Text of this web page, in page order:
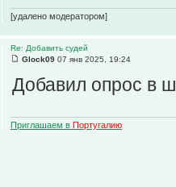
[удалено модератором]
Re: Добавить судей
Glock09 07 янв 2025, 19:24
Добавил опрос в
Приглашаем в Португалию